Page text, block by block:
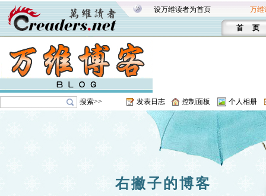
设万维读者为首页 万维
首 页
搜索>> 发表日志 控制面板 个人相册
右撇子的博客